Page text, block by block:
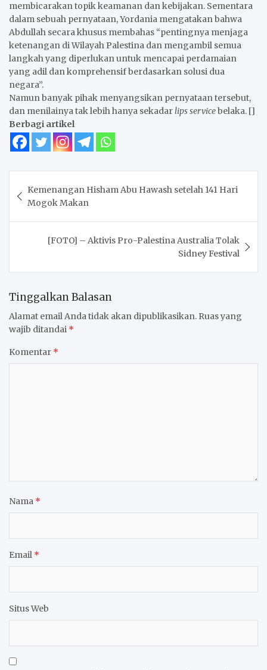
membicarakan topik keamanan dan kebijakan. Sementara
dalam sebuah pernyataan, Yordania mengatakan bahwa
Abdullah secara khusus membahas “pentingnya menjaga
ketenangan di Wilayah Palestina dan mengambil semua
langkah yang diperlukan untuk mencapai perdamaian
yang adil dan komprehensif berdasarkan solusi dua
negara”.
Namun banyak pihak menyangsikan pernyataan tersebut,
dan menilainya tak lebih hanya sekadarlips servicebelaka. []
Berbagi artikel
posKemenangan Hisham Abu Hawash setelah 141 Hari
Mogok Makan
[FOTO] – Aktivis Pro-Palestina Australia Tolak
Sidney Festival
Tinggalkan Balasan
Alamat email Anda tidak akan dipublikasikan. Ruas yang
wajib ditandai *
Komentar *
Nama *
Email *
Situs Web